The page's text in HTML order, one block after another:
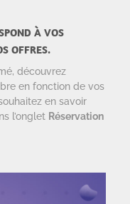
À VOS
OFFRES.
découvrez
en fonction de vos
en savoir
l’onglet Réservation